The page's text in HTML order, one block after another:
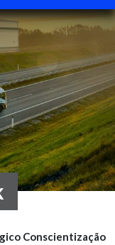
Conscientização